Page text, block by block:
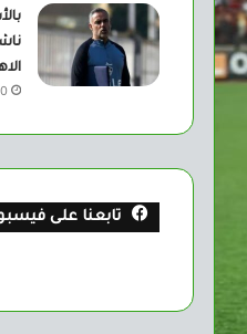
30
تابعنا على